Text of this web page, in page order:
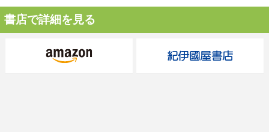
書店で詳細を見る